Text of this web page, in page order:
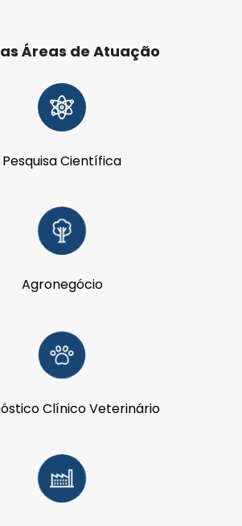
Áreas de Atuação
Pesquisa Científica
Agronegócio
Clínico Veterinário